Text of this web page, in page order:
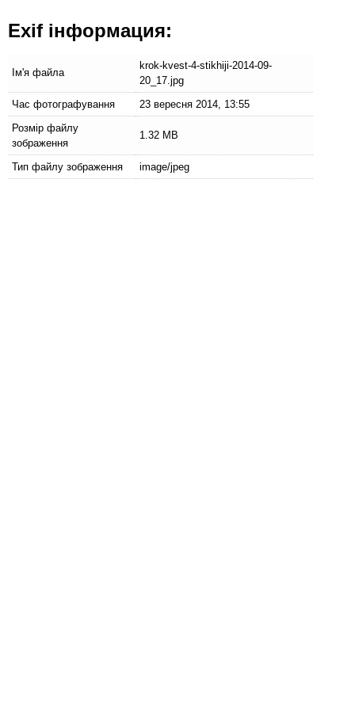
Exif інформация:
Ім'я файла
krok-kvest-4-stikhiji-2014-09-
20_17.jpg
Час фотографування
23 вересня 2014, 13:55
Розмір файлу
зображення
1.32 MB
Тип файлу зображення image/jpeg